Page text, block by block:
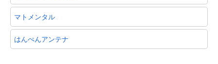
マトメンタル
はんぺんアンテナ